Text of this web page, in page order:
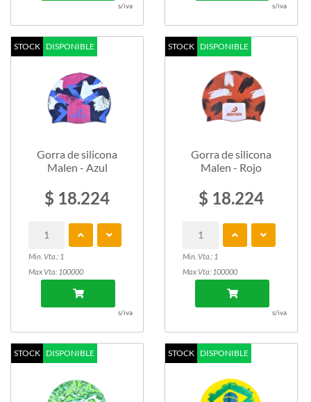
s/iva s/iva
STOCK DISPONIBLE
Gorra de silicona
Malen - Azul
$ 18.224
Min. Vta.: 1
Max Vta: 100000
s/iva
STOCK DISPONIBLE
Gorra de silicona
Malen - Rojo
$ 18.224
Min. Vta.: 1
Max Vta: 100000
s/iva
STOCK DISPONIBLE STOCK DISPONIBLE